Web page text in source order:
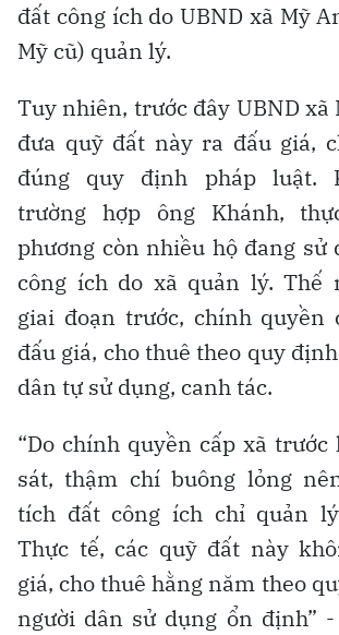
đất công ích do UBND xã Mỹ
Mỹ cũ) quản lý.
Tuy nhiên, trước đây UBND xã
đưa quỹ đất này ra đấu giá,
đúng quy định pháp luật.
trường hợp ông Khánh,
phương còn nhiều hộ đang sử
công ích do xã quản lý. Thế
giai đoạn trước, chính quyền
đấu giá, cho thuê theo quy
dân tự sử dụng, canh tác.
“Do chính quyền cấp xã
sát, thậm chí buông lỏng
tích đất công ích chỉ quản
Thực tế, các quỹ đất này
giá, cho thuê hằng năm theo
người dân sử dụng ổn định”